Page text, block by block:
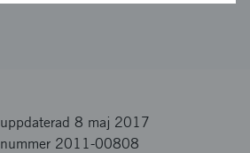
8 maj 2017
2011-00808